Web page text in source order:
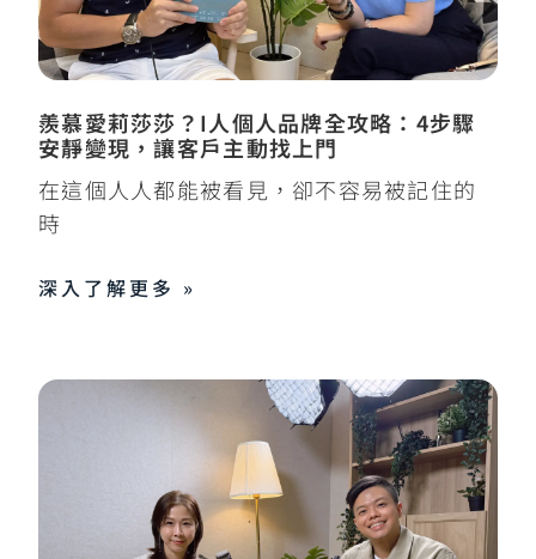
羨慕愛莉莎莎？I人個人品牌全攻略：4步驟
安靜變現，讓客戶主動找上門
在這個人人都能被看見，卻不容易被記住的
時
深入了解更多 »